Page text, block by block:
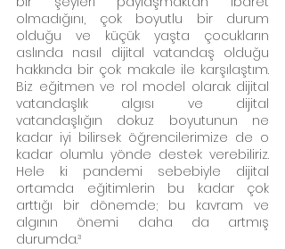
olmadığını, çok boyutlu bir durum
olduğu ve küçük yaşta çocukların
aslında nasıl dijital vatandaş olduğu
hakkında bir çok makale ile karşılaştım.
Biz eğitmen ve rol model olarak dijital
vatandaşlık algısı ve dijital
vatandaşlığın dokuz boyutunun ne
kadar iyi bilirsek öğrencilerimize de o
kadar olumlu yönde destek verebiliriz.
Hele ki pandemi sebebiyle dijital
ortamda eğitimlerin bu kadar çok
arttığı bir dönemde; bu kavram ve
algının önemi daha da artmış
durumda.³